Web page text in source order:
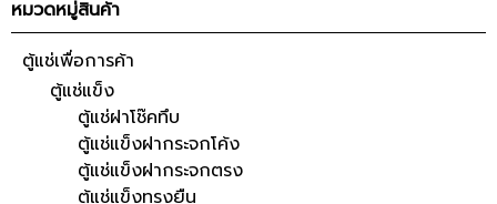
หมวดหมู่สินค้า
ตู้แช่เพื่อการค้า
ตู้แช่แข็ง
ตู้แช่ฝาโช๊คทึบ
ตู้แช่แข็งฝากระจกโค้ง
ตู้แช่แข็งฝากระจกตรง
ตู้แช่แข็งทรงยืน